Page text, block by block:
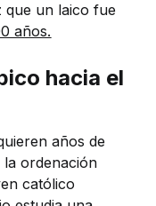
que un laico fue
años.
hacia el
años de
la ordenación
católico